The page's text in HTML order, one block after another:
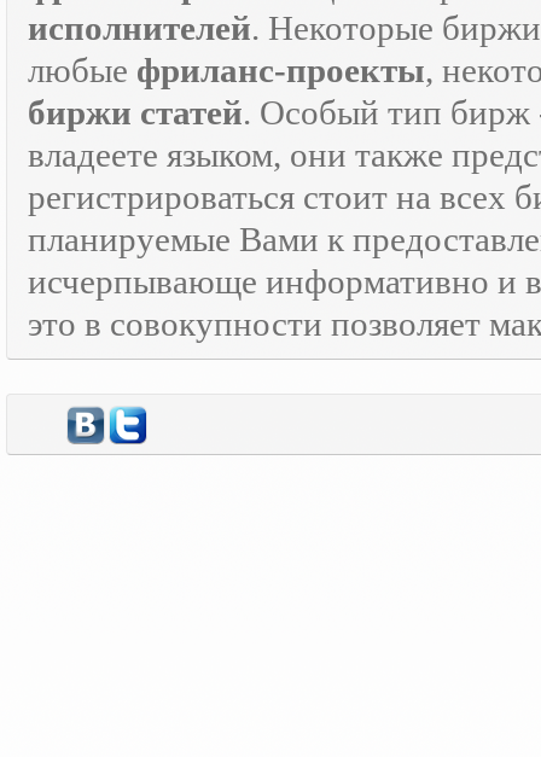
исполнителей. Некоторые
любые фриланс-проекты,
биржи статей. Особый тип бирж
владеете языком, они также
регистрироваться стоит на
планируемые Вами к
исчерпывающе информативно и
это в совокупности позволяет